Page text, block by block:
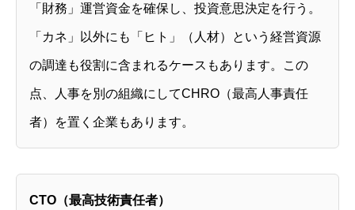
「財務」運営資金を確保し、投資意思決定を行う。
「カネ」以外にも「ヒト」（人材）という経営資源
の調達も役割に含まれるケースもあります。この
点、人事を別の組織にしてCHRO（最高人事責任
者）を置く企業もあります。
CTO（最高技術責任者）